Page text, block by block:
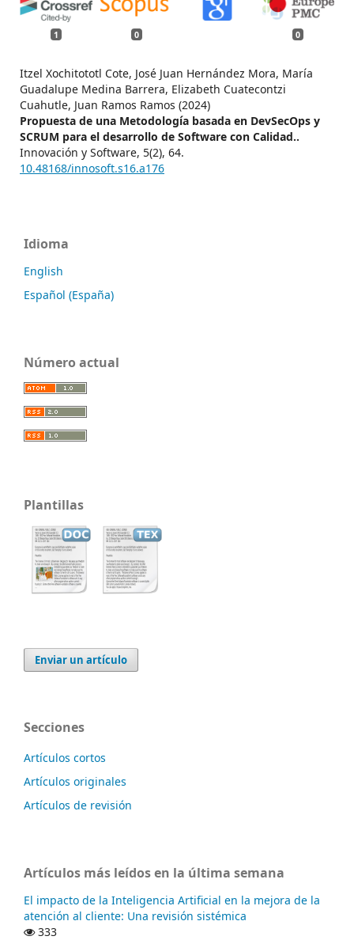
1 0 0
Itzel Xochitototl Cote, José Juan Hernández Mora, María
Guadalupe Medina Barrera, Elizabeth Cuatecontzi
Cuahutle, Juan Ramos Ramos (2024)
Propuesta de una Metodología basada en DevSecOps y
SCRUM para el desarrollo de Software con Calidad..
Innovación y Software, 5(2), 64.
10.48168/innosoft.s16.a176
Idioma
English
Español (España)
Número actual
Plantillas
Enviar un artículo
Secciones
Artículos cortos
Artículos originales
Artículos de revisión
Artículos más leídos en la última semana
El impacto de la Inteligencia Artificial en la mejora de la
atención al cliente: Una revisión sistémica
333